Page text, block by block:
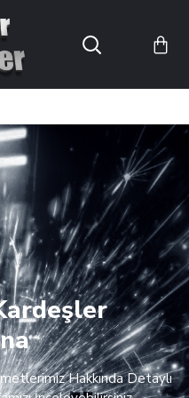
Hakkında Detaylı